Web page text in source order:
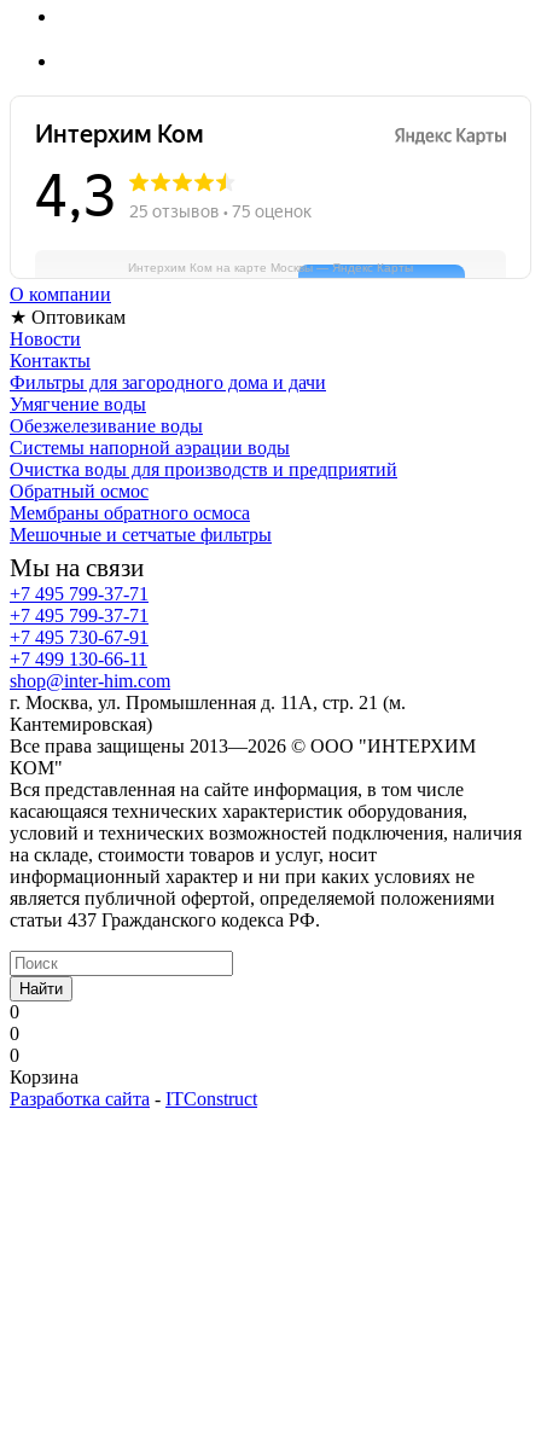
Интерхим Ком на карте Москвы — Яндекс Карты
О компании
★ Оптовикам
Новости
Контакты
Фильтры для загородного дома и дачи
Умягчение воды
Обезжелезивание воды
Системы напорной аэрации воды
Очистка воды для производств и предприятий
Обратный осмос
Мембраны обратного осмоса
Мешочные и сетчатые фильтры
Мы на связи
+7 495 799-37-71
+7 495 799-37-71
+7 495 730-67-91
+7 499 130-66-11
shop@inter-him.com
г. Москва, ул. Промышленная д. 11А, стр. 21 (м.
Кантемировская)
Все права защищены 2013—2026 © OOO "ИНТЕРХИМ
КОМ"
Вся представленная на сайте информация, в том числе
касающаяся технических характеристик оборудования,
условий и технических возможностей подключения, наличия
на складе, стоимости товаров и услуг, носит
информационный характер и ни при каких условиях не
является публичной офертой, определяемой положениями
статьи 437 Гражданского кодекса РФ.
Найти
0
0
0
Корзина
Разработка сайта - ITConstruct